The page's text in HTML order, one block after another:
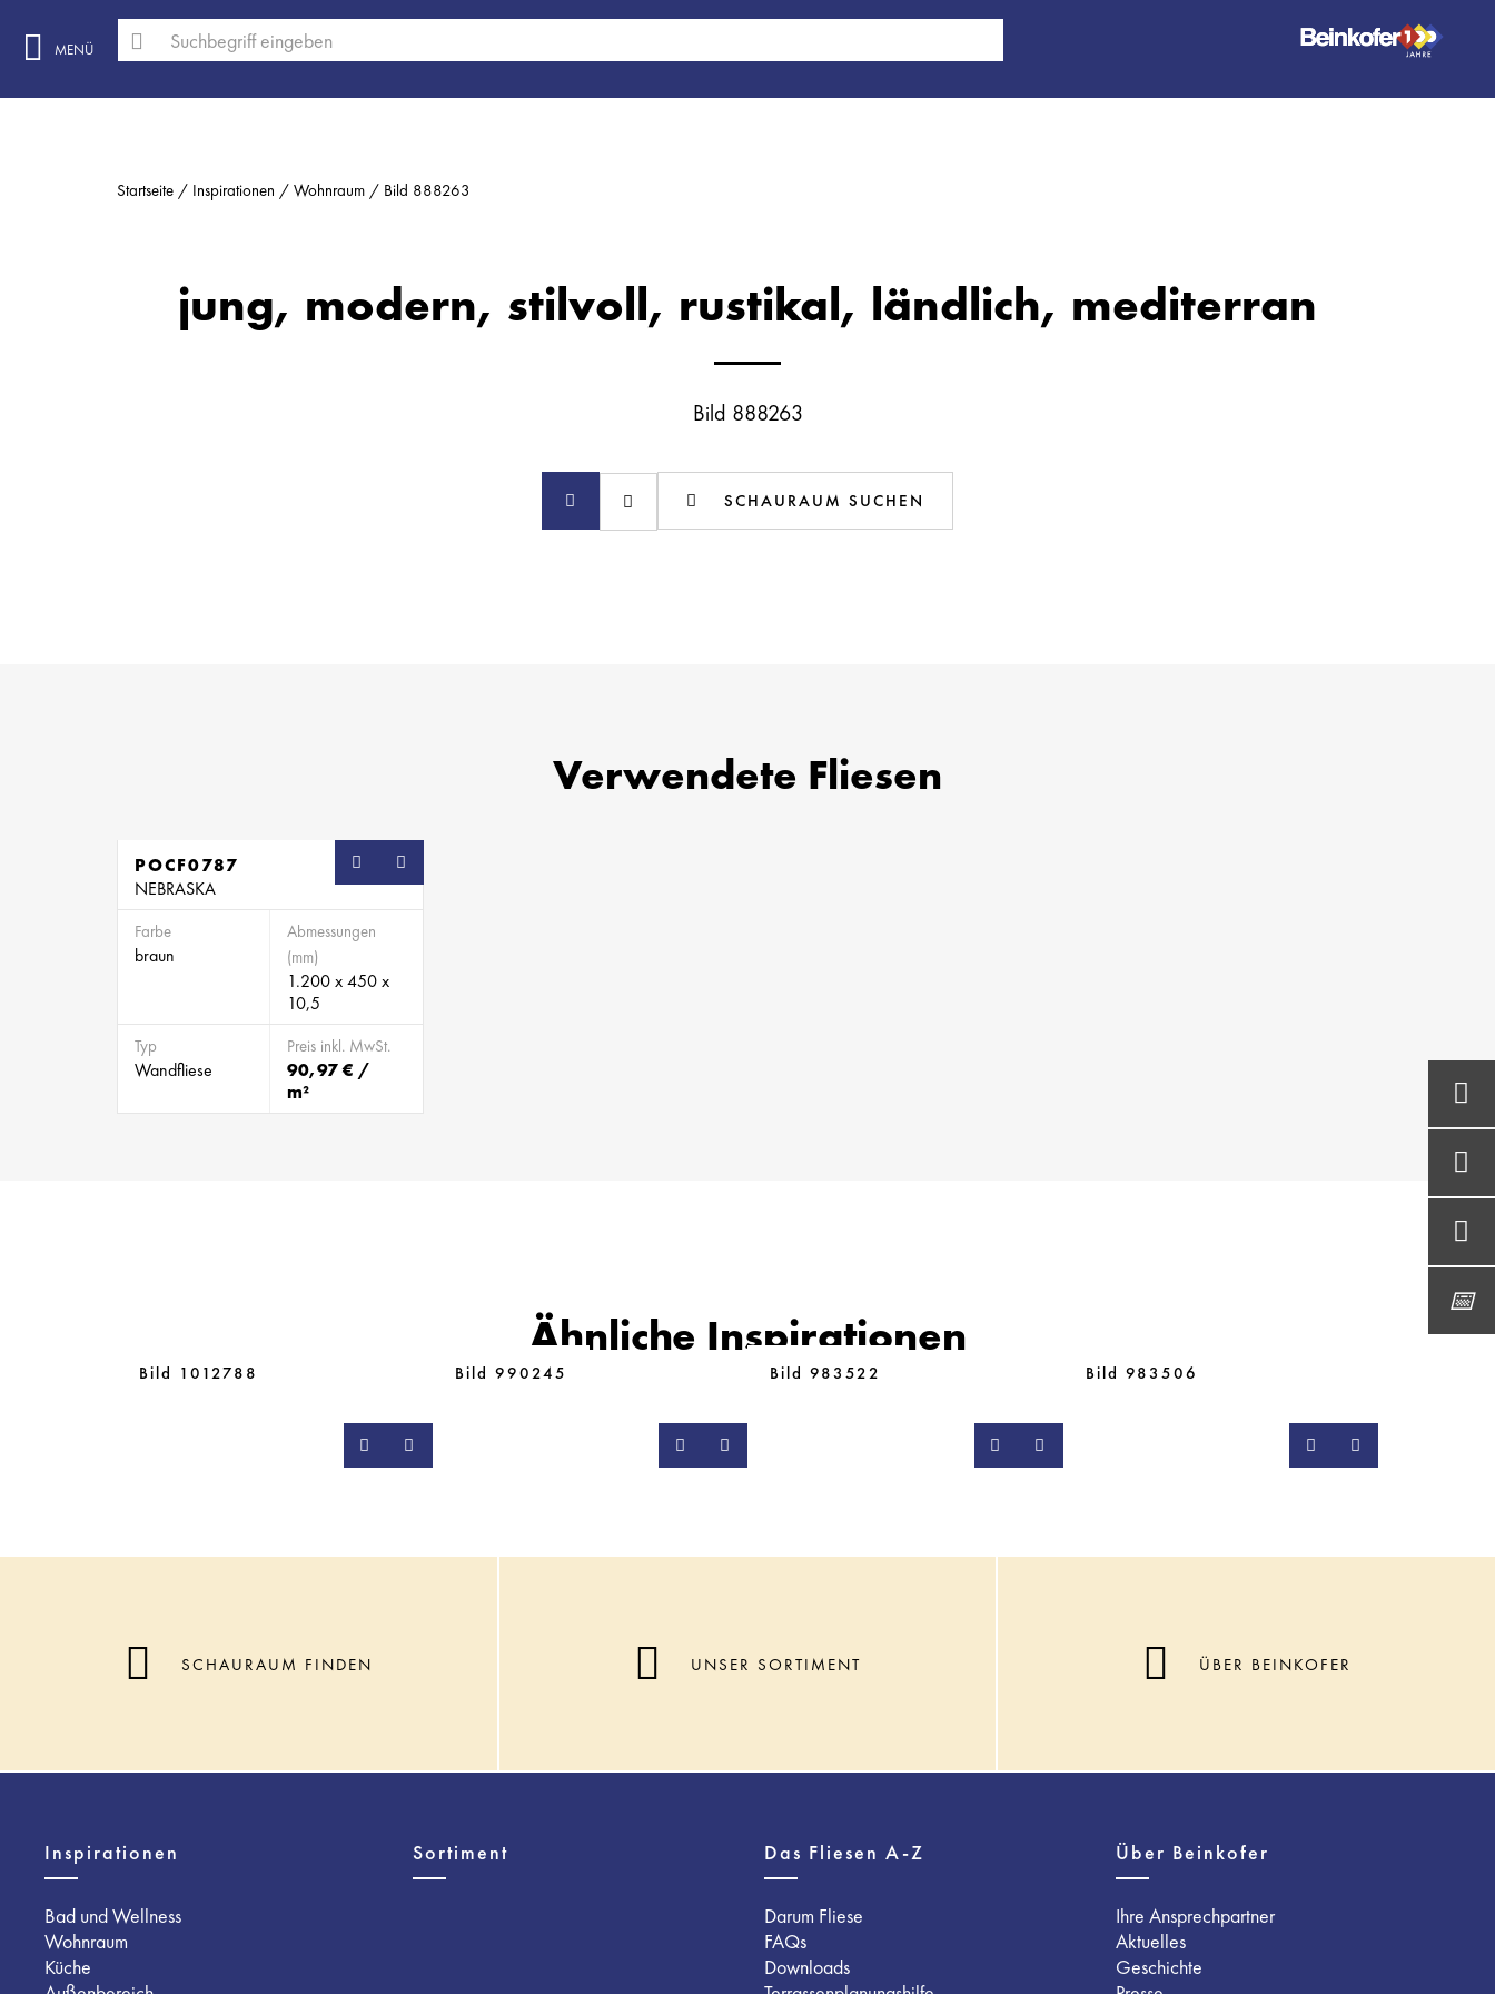
MENÜ
Startseite Inspirationen Wohnraum Bild 888263
jung, modern, stilvoll, rustikal, ländlich, mediterran
Bild 888263
SCHAURAUM SUCHEN
Verwendete Fliesen
POCF0787
NEBRASKA
Farbe
braun
Abmessungen
(mm)
1.200 x 450 x
10,5
Typ
Wandfliese
Preis inkl. MwSt.
90,97 € /
m²
Ähnliche Inspirationen
Bild 1012788 Bild 990245 Bild 983522 Bild 983506
SCHAURAUM FINDEN UNSER SORTIMENT ÜBER BEINKOFER
Inspirationen
Bad und Wellness
Wohnraum
Küche
Sortiment Das Fliesen A-Z
Darum Fliese
FAQs
Downloads
Über Beinkofer
Ihre Ansprechpartner
Aktuelles
Geschichte